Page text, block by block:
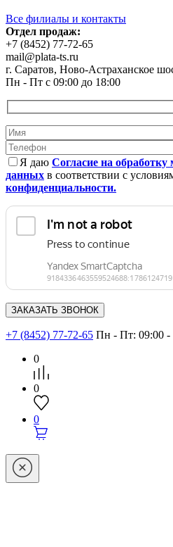
Все филиалы и контакты
Отдел продаж:
+7 (8452) 77-72-65
mail@plata-ts.ru
г. Саратов, Ново-Астраханское
Пн - Пт с 09:00 до 18:00
Я даю Согласие на
данных в соответствии с
конфиденциальности.
+7 (8452) 77-72-65 Пн - Пт: 09:00 -
0
0
0